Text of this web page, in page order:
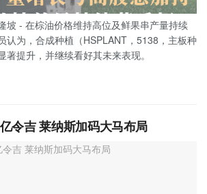
坡 - 在棕油价格维持高位及鲜果串产量持续
认为，合成种植（HSPLANT，5138，主板种
提升，并继续看好其未来表现。
令吉 莱纳斯加码大马布局